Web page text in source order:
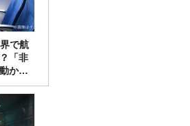
で航
「非
かす